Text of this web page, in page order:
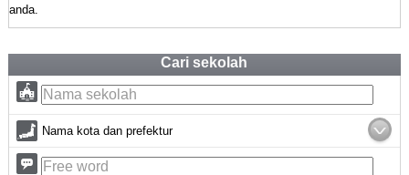
anda.
Cari sekolah
Nama kota dan prefektur